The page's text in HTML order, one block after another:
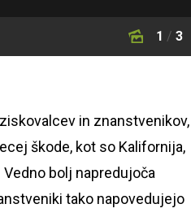
1 / 3
in znanstvenikov,
škode, kot so Kalifornija,
bolj napredujoča
tako napovedujejo